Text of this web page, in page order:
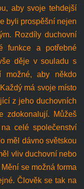
aby svoje tehdejší
byli prospěšní nejen
Rozdíly duchovní
funkce a potřebné
děje v souladu s
možné, aby někdo
má svoje místo
z jeho duchovních
zdokonalují. Můžeš
celé společenství
měl dávno světskou
vliv duchovní nebo
se možná forma
Člověk se tak na